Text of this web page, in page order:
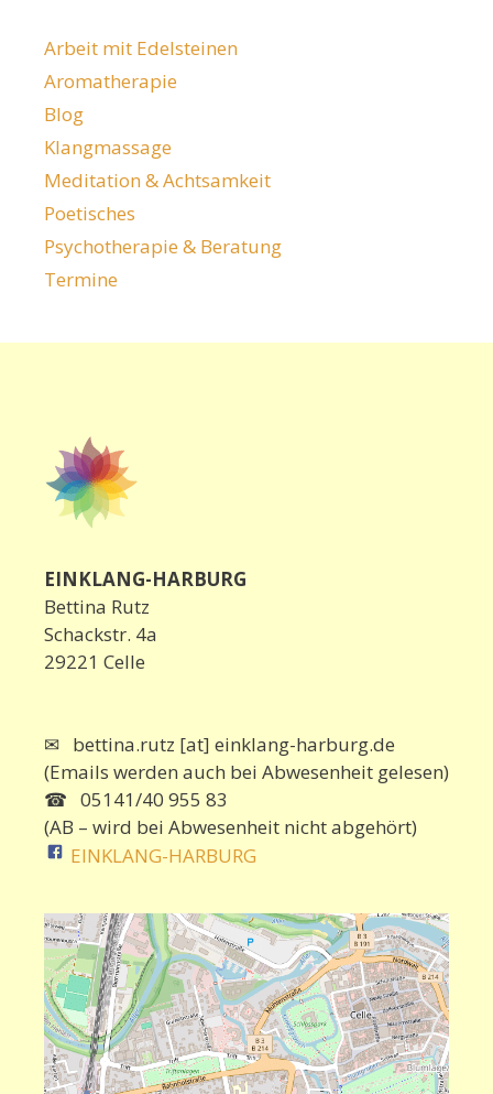
Arbeit mit Edelsteinen
Aromatherapie
Blog
Klangmassage
Meditation & Achtsamkeit
Poetisches
Psychotherapie & Beratung
Termine
EINKLANG-HARBURG
Bettina Rutz
Schackstr. 4a
29221 Celle
✉ bettina.rutz [at] einklang-harburg.de
(Emails werden auch bei Abwesenheit gelesen)
☎ 05141/40 955 83
(AB – wird bei Abwesenheit nicht abgehört)
EINKLANG-HARBURG